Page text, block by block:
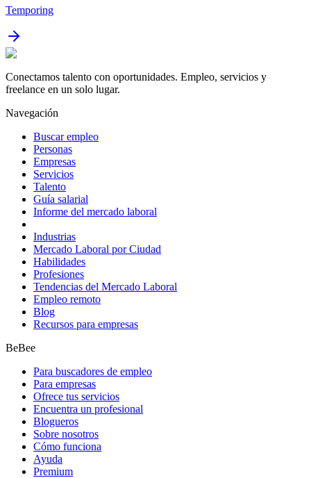
Temporing
Conectamos talento con oportunidades. Empleo, servicios y
freelance en un solo lugar.
Navegación
Buscar empleo
Personas
Empresas
Servicios
Talento
Guía salarial
Informe del mercado laboral
Industrias
Mercado Laboral por Ciudad
Habilidades
Profesiones
Tendencias del Mercado Laboral
Empleo remoto
Blog
Recursos para empresas
BeBee
Para buscadores de empleo
Para empresas
Ofrece tus servicios
Encuentra un profesional
Blogueros
Sobre nosotros
Cómo funciona
Ayuda
Premium